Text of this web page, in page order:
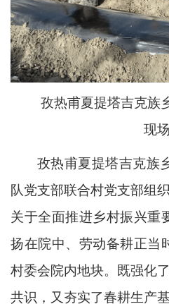
孜热甫夏提塔吉克族
现场
孜热甫夏提塔吉克族
队党支部联合村党支部组
关于全面推进乡村振兴重
扬在院中、劳动备耕正当
村委会院内地块。既强化
共识，又夯实了春耕生产基